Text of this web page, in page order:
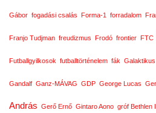
Gábor fogadási csalás Forma-1 forradalom
Franjo Tudjman freudizmus Frodó frontier FTC
Futballgyilkosok futballtörténelem fák
Gandalf Ganz-MÁVAG GDP George Lucas
András Gerő Ernő Gintaro Aono gróf Bethlen